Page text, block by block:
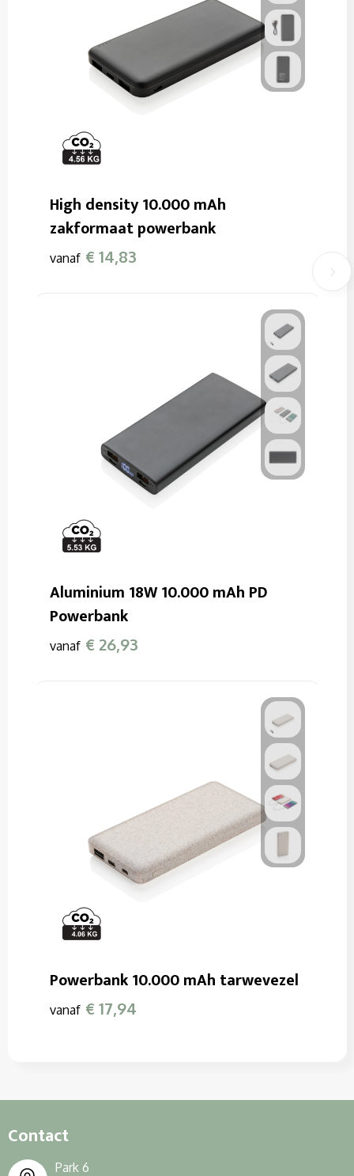
High density 10.000 mAh
zakformaat powerbank
vanaf € 14,83
Aluminium 18W 10.000 mAh PD
Powerbank
vanaf € 26,93
Powerbank 10.000 mAh tarwevezel
vanaf € 17,94
Contact
Park 6